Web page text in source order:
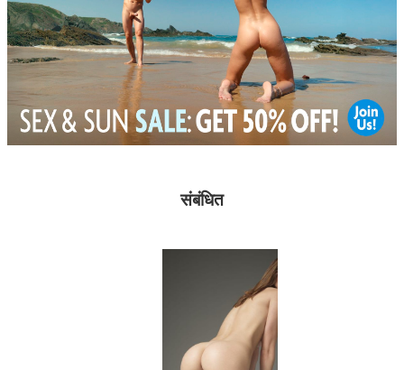
संबंधित